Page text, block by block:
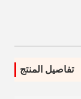
تفاصيل المنتج